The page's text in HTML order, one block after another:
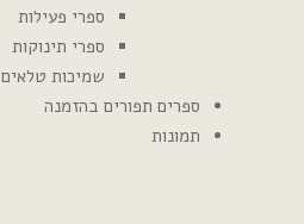
ספרי פעילות
ספרי תינוקות
שמיכות טלאים
ספרים תפורים בהזמנה
תמונות